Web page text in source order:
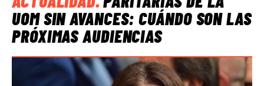
UOM SIN AVANCES: CUÁNDO SON LAS
PRÓXIMAS AUDIENCIAS